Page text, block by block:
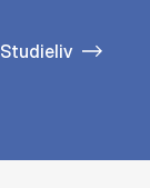
Studieliv